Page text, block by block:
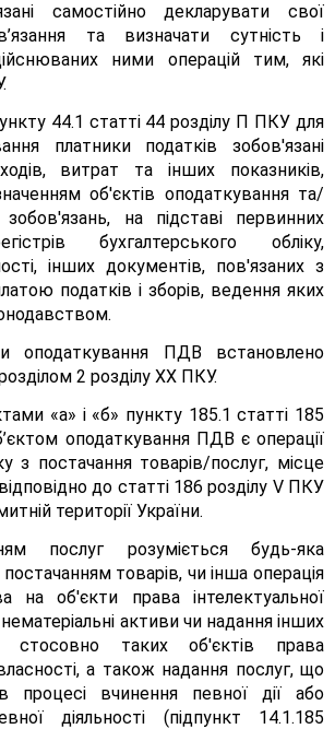
самостійно декларувати свої
та визначати сутність і
ними операцій тим, які
44.1 статті 44 розділу П ПКУ для
платники податків зобов'язані
витрат та інших показників,
об'єктів оподаткування та/
на підставі первинних
бухгалтерського обліку,
інших документів, пов'язаних з
податків і зборів, ведення яких
оподаткування ПДВ встановлено
2 розділу XX ПКУ.
«а» і «б» пункту 185.1 статті 185
оподаткування ПДВ є операції
з постачання товарів/послуг, місце
до статті 186 розділу V ПКУ
території України.
послуг розуміється будь-яка
товарів, чи інша операція
на об'єкти права інтелектуальної
нематеріальні активи чи надання інших
стосовно таких об'єктів права
а також надання послуг, що
процесі вчинення певної дії або
діяльності (підпункт 14.1.185